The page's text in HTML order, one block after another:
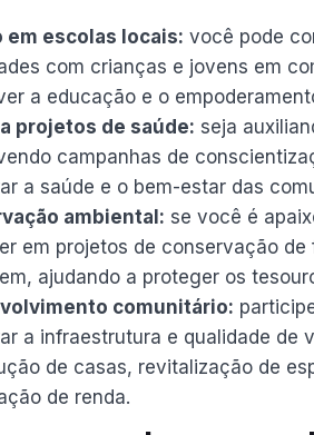
em escolas locais: você pode
com crianças e jovens em
a educação e o
projetos de saúde: seja
campanhas de
a saúde e o bem-estar das
ambiental: se você é
em projetos de conservação
ajudando a proteger os
comunitário:
a infraestrutura e qualidade de
de casas, revitalização de
de renda.